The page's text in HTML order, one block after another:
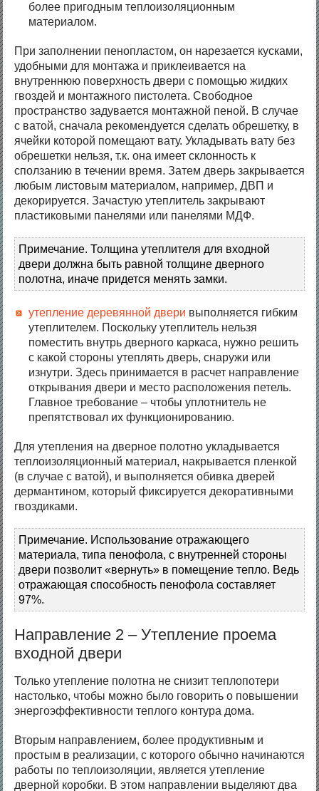
более пригодным теплоизоляционным
материалом.
При заполнении пенопластом, он нарезается кусками,
удобными для монтажа и приклеивается на
внутреннюю поверхность двери с помощью жидких
гвоздей и монтажного пистолета. Свободное
пространство задувается монтажной пеной. В случае
с ватой, сначала рекомендуется сделать обрешетку, в
ячейки которой помещают вату. Укладывать вату без
обрешетки нельзя, т.к. она имеет склонность к
сползанию в течении время. Затем дверь закрывается
любым листовым материалом, например, ДВП и
декорируется. Зачастую утеплитель закрывают
пластиковыми панелями или панелями МДФ.
Примечание. Толщина утеплителя для входной
двери должна быть равной толщине дверного
полотна, иначе придется менять замки.
утепление деревянной двери выполняется гибким
утеплителем. Поскольку утеплитель нельзя
поместить внутрь дверного каркаса, нужно решить
с какой стороны утеплять дверь, снаружи или
изнутри. Здесь принимается в расчет направление
открывания двери и место расположения петель.
Главное требование – чтобы уплотнитель не
препятствовал их функционированию.
Для утепления на дверное полотно укладывается
теплоизоляционный материал, накрывается пленкой
(в случае с ватой), и выполняется обивка дверей
дермантином, который фиксируется декоративными
гвоздиками.
Примечание. Использование отражающего
материала, типа пенофола, с внутренней стороны
двери позволит «вернуть» в помещение тепло. Ведь
отражающая способность пенофола составляет
97%.
Направление 2 – Утепление проема
входной двери
Только утепление полотна не снизит теплопотери
настолько, чтобы можно было говорить о повышении
энергоэффективности теплого контура дома.
Вторым направлением, более продуктивным и
простым в реализации, с которого обычно начинаются
работы по теплоизоляции, является утепление
дверной коробки. В этом направлении выделяют два